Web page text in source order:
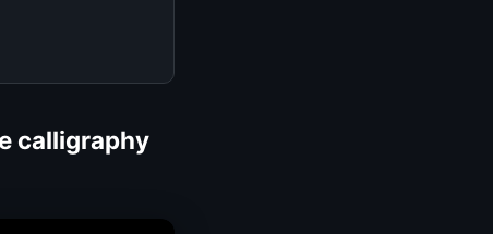
calligraphy